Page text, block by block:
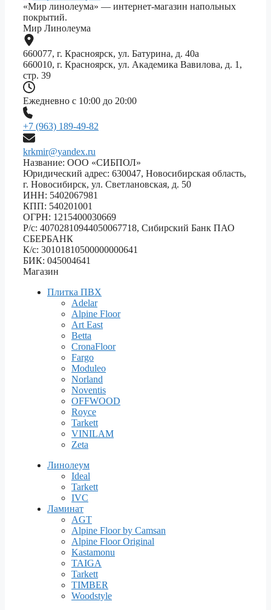
«Мир линолеума» — интернет-магазин напольных
покрытий.
Мир Линолеума
660077, г. Красноярск, ул. Батурина, д. 40а
660010, г. Красноярск, ул. Академика Вавилова, д. 1,
стр. 39
Ежедневно с 10:00 до 20:00
+7 (963) 189-49-82
krkmir@yandex.ru
Название: ООО «СИБПОЛ»
Юридический адрес: 630047, Новосибирская область,
г. Новосибирск, ул. Светлановская, д. 50
ИНН: 5402067981
КПП: 540201001
ОГРН: 1215400030669
Р/с: 40702810944050067718, Сибирский Банк ПАО
СБЕРБАНК
К/с: 30101810500000000641
БИК: 045004641
Магазин
Плитка ПВХ
Adelar
Alpine Floor
Art East
Betta
CronaFloor
Fargo
Moduleo
Norland
Noventis
OFFWOOD
Royce
Tarkett
VINILAM
Zeta
Линолеум
Ideal
Tarkett
IVC
Ламинат
AGT
Alpine Floor by Camsan
Alpine Floor Original
Kastamonu
TAIGA
Tarkett
TIMBER
Woodstyle